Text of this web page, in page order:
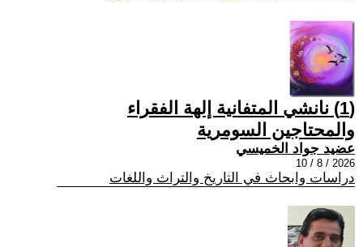
(1) نانشي المتفانية إلهة الفقراء
والمحتاجين السومرية
عضيد جواد الخميسي
2026 / 8 / 10
دراسات وابحاث في التاريخ والتراث واللغات